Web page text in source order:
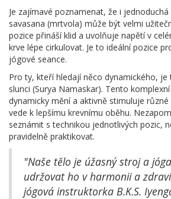
Je zajímavé poznamenat, že i
savasana (mrtvola) může být velmi
pozice přináší klid a uvolňuje napětí v
krve lépe cirkulovat. Je to ideální pozice
jógové seance.
Pro ty, kteří hledají něco dynamického, je
slunci (Surya Namaskar). Tento
dynamicky mění a aktivně stimuluje
vede k lepšímu krevnímu oběhu.
seznámit s technikou jednotlivých pozic,
pravidelně praktikovat.
"Naše tělo je úžasný stroj a
udržovat ho v harmonii a
jógová instruktorka B.K.S.